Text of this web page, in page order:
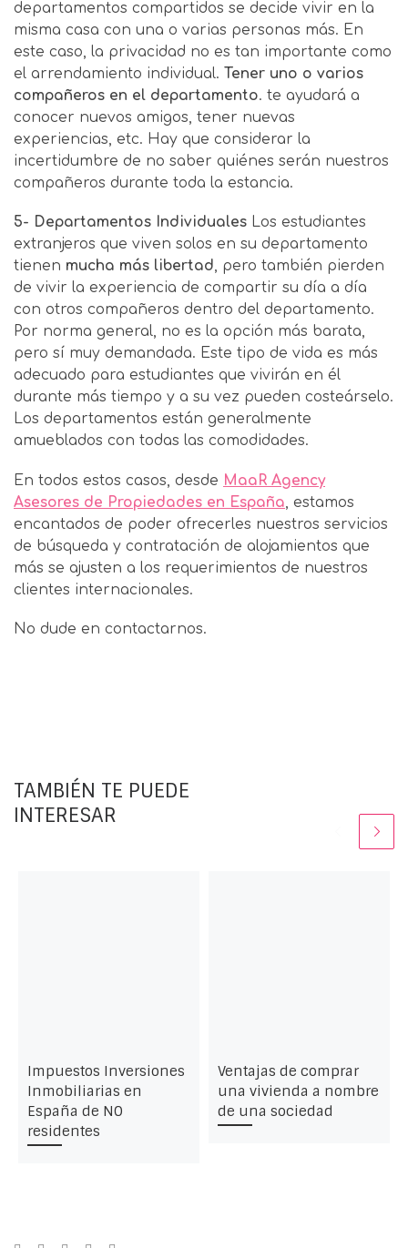
departamentos compartidos se decide vivir en la
misma casa con una o varias personas más. En
este caso, la privacidad no es tan importante como
el arrendamiento individual. Tener uno o varios
compañeros en el departamento. te ayudará a
conocer nuevos amigos, tener nuevas
experiencias, etc. Hay que considerar la
incertidumbre de no saber quiénes serán nuestros
compañeros durante toda la estancia.
5- Departamentos Individuales Los estudiantes
extranjeros que viven solos en su departamento
tienen mucha más libertad, pero también pierden
de vivir la experiencia de compartir su día a día
con otros compañeros dentro del departamento.
Por norma general, no es la opción más barata,
pero sí muy demandada. Este tipo de vida es más
adecuado para estudiantes que vivirán en él
durante más tiempo y a su vez pueden costeárselo.
Los departamentos están generalmente
amueblados con todas las comodidades.
En todos estos casos, desde MaaR Agency
Asesores de Propiedades en España, estamos
encantados de poder ofrecerles nuestros servicios
de búsqueda y contratación de alojamientos que
más se ajusten a los requerimientos de nuestros
clientes internacionales.
No dude en contactarnos.
TAMBIÉN TE PUEDE
INTERESAR
Impuestos Inversiones
Inmobiliarias en
España de NO
residentes
Ventajas de comprar
una vivienda a nombre
de una sociedad